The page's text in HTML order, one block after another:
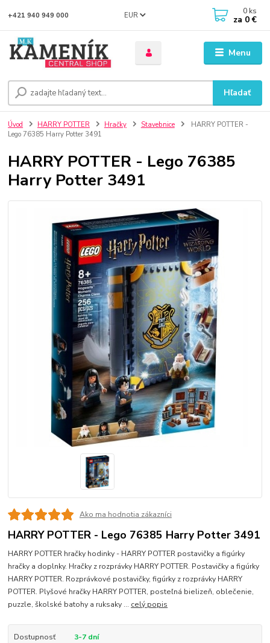
Menu
EUR
Hľadať
+421 940 949 000 0 ks
za 0 €
Úvod HARRY POTTER Hračky Stavebnice
HARRY POTTER -
Lego 76385 Harry Potter 3491
HARRY POTTER - Lego 76385
Harry Potter 3491
Ako ma hodnotia zákazníci
HARRY POTTER - Lego 76385 Harry Potter 3491
HARRY POTTER hračky hodinky - HARRY POTTER postavičky a figúrky
hračky a doplnky. Hračky z rozprávky HARRY POTTER. Postavičky a figúrky
HARRY POTTER. Rozprávkové postavičky, figúrky z rozprávky HARRY
POTTER. Plyšové hračky HARRY POTTER, posteľná bielizeň, oblečenie,
puzzle, školské batohy a ruksaky ... celý popis
Dostupnosť 3-7 dní